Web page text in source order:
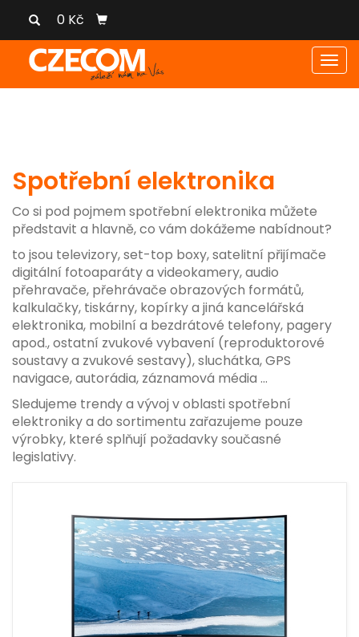
0 Kč
Spotřební elektronika
Co si pod pojmem spotřební elektronika můžete
představit a hlavně, co vám dokážeme nabídnout?
to jsou televizory, set-top boxy, satelitní přijímače
digitální fotoaparáty a videokamery, audio
přehravače, přehrávače obrazových formátů,
kalkulačky, tiskárny, kopírky a jiná kancelářská
elektronika, mobilní a bezdrátové telefony, pagery
apod., ostatní zvukové vybavení (reproduktorové
soustavy a zvukové sestavy), sluchátka, GPS
navigace, autorádia, záznamová média ...
Sledujeme trendy a vývoj v oblasti spotřební
elektroniky a do sortimentu zařazujeme pouze
výrobky, které splňují požadavky současné
legislativy.